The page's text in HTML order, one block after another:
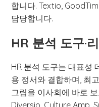
합니다. Textio,
담당합니다.
HR 분석 도구·
HR 분석 도구는 대표성
용 정서와 결합하며, 최
그림을 이사회에 바로
Diversio, Culture Amp,